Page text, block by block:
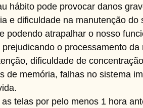
hábito pode provocar danos
e dificuldade na manutenção
podendo atrapalhar o nosso
o processamento
dificuldade de
de memória, falhas no sistema
telas por pelo menos 1 hora